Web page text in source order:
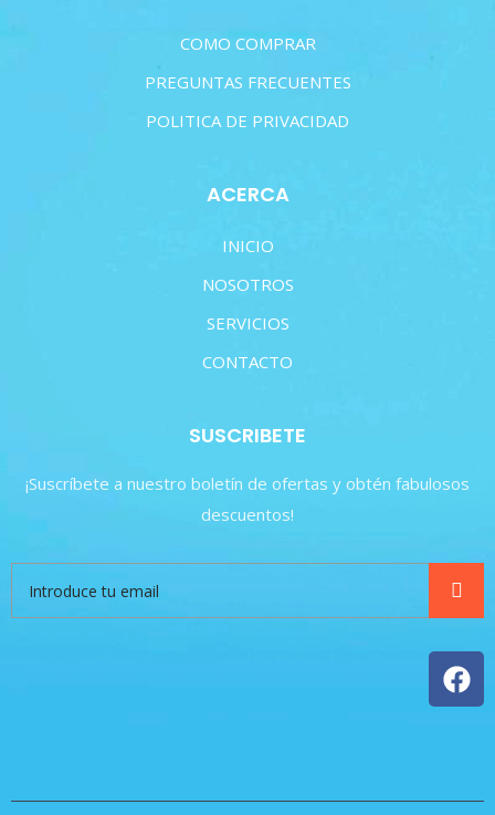
COMO COMPRAR
PREGUNTAS FRECUENTES
POLITICA DE PRIVACIDAD
ACERCA
INICIO
NOSOTROS
SERVICIOS
CONTACTO
SUSCRIBETE
¡Suscríbete a nuestro boletín de ofertas y obtén fabulosos
descuentos!